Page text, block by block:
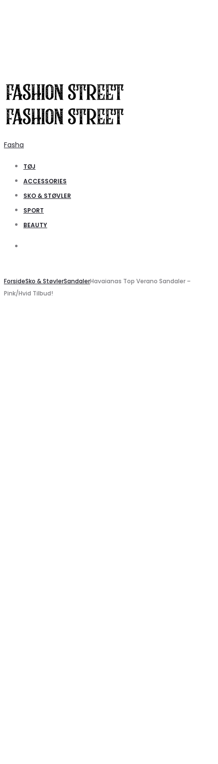
Fasha
TØJ
ACCESSORIES
SKO & STØVLER
SPORT
BEAUTY
ForsideSko & StøvlerSandalerHavaianas Top Verano Sandaler –
Pink/Hvid Tilbud!